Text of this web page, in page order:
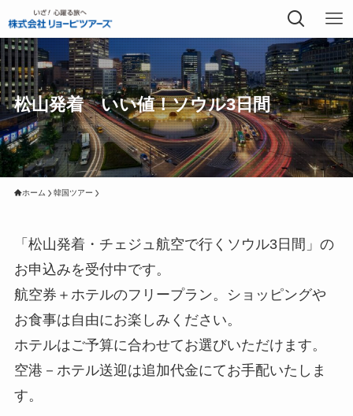
松山発着 いい値！ソウル3日間
ホーム 韓国ツアー
「松山発着・チェジュ航空で行くソウル3日間」の
お申込みを受付中です。
航空券＋ホテルのフリープラン。ショッピングや
お食事は自由にお楽しみください。
ホテルはご予算に合わせてお選びいただけます。
空港－ホテル送迎は追加代金にてお手配いたしま
す。